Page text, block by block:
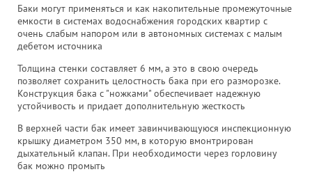
Баки могут применяться и как накопительные промежуточные
емкости в системах водоснабжения городских квартир с
очень слабым напором или в автономных системах с малым
дебетом источника
Толщина стенки составляет 6 мм, а это в свою очередь
позволяет сохранить целостность бака при его разморозке.
Конструкция бака с "ножками" обеспечивает надежную
устойчивость и придает дополнительную жесткость
В верхней части бак имеет завинчивающуюся инспекционную
крышку диаметром 350 мм, в которую вмонтрирован
дыхательный клапан. При необходимости через горловину
бак можно промыть